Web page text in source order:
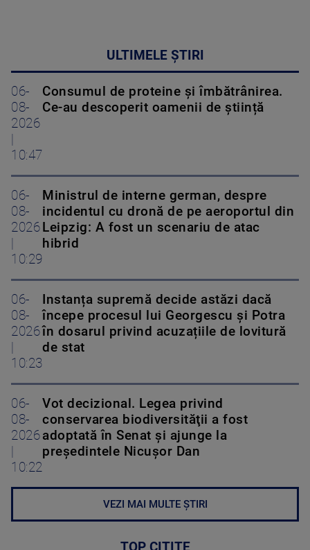
ULTIMELE ȘTIRI
06-
08-
2026
10:47
Consumul de proteine și îmbătrânirea.
Ce-au descoperit oamenii de știință
06-
08-
2026
10:29
Ministrul de interne german, despre
incidentul cu dronă de pe aeroportul din
Leipzig: A fost un scenariu de atac
hibrid
06-
08-
2026
10:23
Instanța supremă decide astăzi dacă
începe procesul lui Georgescu și Potra
în dosarul privind acuzațiile de lovitură
de stat
06-
08-
2026
10:22
Vot decizional. Legea privind
conservarea biodiversităţii a fost
adoptată în Senat și ajunge la
președintele Nicușor Dan
VEZI MAI MULTE ȘTIRI